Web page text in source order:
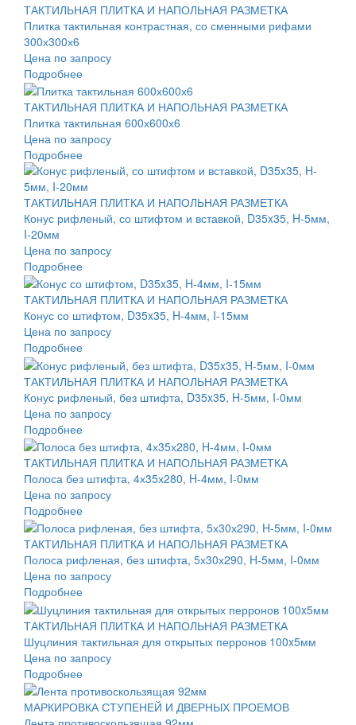
ТАКТИЛЬНАЯ ПЛИТКА И НАПОЛЬНАЯ РАЗМЕТКА
Плитка тактильная контрастная, со сменными рифами
300х300х6
Цена по запросу
Подробнее
ТАКТИЛЬНАЯ ПЛИТКА И НАПОЛЬНАЯ РАЗМЕТКА
Плитка тактильная 600х600х6
Цена по запросу
Подробнее
ТАКТИЛЬНАЯ ПЛИТКА И НАПОЛЬНАЯ РАЗМЕТКА
Конус рифленый, со штифтом и вставкой, D35x35, H-5мм,
I-20мм
Цена по запросу
Подробнее
ТАКТИЛЬНАЯ ПЛИТКА И НАПОЛЬНАЯ РАЗМЕТКА
Конус со штифтом, D35x35, H-4мм, I-15мм
Цена по запросу
Подробнее
ТАКТИЛЬНАЯ ПЛИТКА И НАПОЛЬНАЯ РАЗМЕТКА
Конус рифленый, без штифта, D35x35, H-5мм, I-0мм
Цена по запросу
Подробнее
ТАКТИЛЬНАЯ ПЛИТКА И НАПОЛЬНАЯ РАЗМЕТКА
Полоса без штифта, 4х35х280, H-4мм, I-0мм
Цена по запросу
Подробнее
ТАКТИЛЬНАЯ ПЛИТКА И НАПОЛЬНАЯ РАЗМЕТКА
Полоса рифленая, без штифта, 5х30х290, H-5мм, I-0мм
Цена по запросу
Подробнее
ТАКТИЛЬНАЯ ПЛИТКА И НАПОЛЬНАЯ РАЗМЕТКА
Шуцлиния тактильная для открытых перронов 100x5мм
Цена по запросу
Подробнее
МАРКИРОВКА СТУПЕНЕЙ И ДВЕРНЫХ ПРОЕМОВ